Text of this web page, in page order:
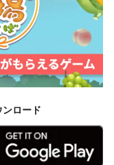
ロード